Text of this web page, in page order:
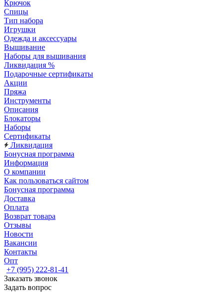
Крючок
Спицы
Тип набора
Игрушки
Одежда и аксессуары
Вышивание
Наборы для вышивания
Ликвидация %
Подарочные сертификаты
Акции
Пряжа
Инструменты
Описания
Блокаторы
Наборы
Сертификаты
Ликвидация
Бонусная программа
Информация
О компании
Как пользоваться сайтом
Бонусная программа
Доставка
Оплата
Возврат товара
Отзывы
Новости
Вакансии
Контакты
Опт
+7 (995) 222-81-41
Заказать звонок
Задать вопрос